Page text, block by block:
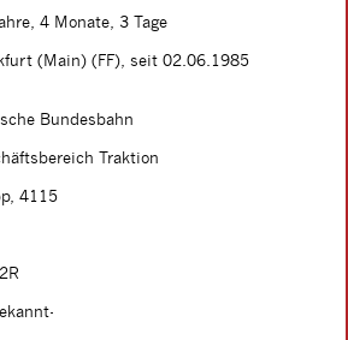
4 Monate, 3 Tage
(Main) (FF), seit 02.06.1985
Bundesbahn
Traktion
4115